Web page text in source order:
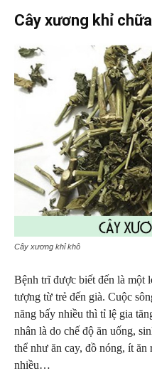
Cây xương khỉ
Cây xương khỉ khô
Bệnh trĩ được biết đến là một
tượng từ trẻ đến già. Cuộc
năng bấy nhiều thì tỉ lệ gia
nhân là do chế độ ăn uống,
thể như ăn cay, đồ nóng, ít
nhiều…